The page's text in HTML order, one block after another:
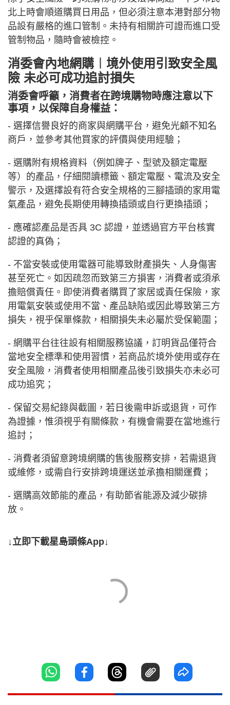
北上時會順道購買日用品，但必須注意本港對部分物
品設有嚴格的進口管制。未持有相關許可證而進口受
管制物品，隨時會被檢控。
消委會內地網購︱境外使用引致安全風
險 未必可成功追討損失
消委會呼籲，消費者在跨境購物時應注意以下
事項，以保障自身權益：
- 選擇信譽良好的商家與網購平台，避免光顧不知名
商戶，並參考其他買家的評價與使用經驗；
- 選購附有規格資料（例如牌子、型號及額定電壓
等）的產品，仔細閱讀標籤、額定電壓、電流及安全
警示，及選擇設有符合安全規格的三腳插頭的家用電
氣產品，避免長期使用轉換插頭或自行更換插頭；
- 應確認產品是否具 3C 認證，並透過官方平台核實
認證的真偽；
- 不當安裝或使用電器可能導致財產損失、人身傷害
甚至死亡。如因疏忽而致第三方損害，消費者或須承
擔賠償責任。即使消費者購買了家居或責任保險，家
用電氣安裝或使用不當、產品缺陷或因此導致第三方
損失，視乎保單條款，相關損失未必屬於受保範圍；
- 網購平台往往設有相關服務協議，訂明貨品僅符合
當地安全標準和使用習慣，若商品於境外使用或存在
安全風險，消費者使用相關產品後引致損失亦未必可
成功追究；
- 保留交易紀錄與截圖，若日後需申訴或退貨，可作
為證據，惟須視乎有關條款，有機會需要在當地進行
追討；
- 消費者須留意跨境網購的售後服務安排，若需退貨
或維修，或需自行安排跨境運送並承擔相關運費；
- 選購高效節能的產品，有助節省能源及減少碳排
放。
↓立即下載星島頭條App↓